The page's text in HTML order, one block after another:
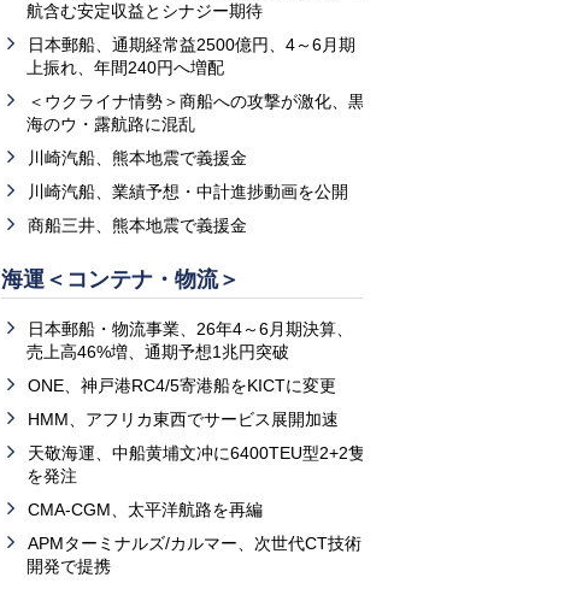
航含む安定収益とシナジー期待
日本郵船、通期経常益2500億円、4～6月期
上振れ、年間240円へ増配
＜ウクライナ情勢＞商船への攻撃が激化、黒
海のウ・露航路に混乱
川崎汽船、熊本地震で義援金
川崎汽船、業績予想・中計進捗動画を公開
商船三井、熊本地震で義援金
海運＜コンテナ・物流＞
日本郵船・物流事業、26年4～6月期決算、
売上高46%増、通期予想1兆円突破
ONE、神戸港RC4/5寄港船をKICTに変更
HMM、アフリカ東西でサービス展開加速
天敬海運、中船黄埔文冲に6400TEU型2+2隻
を発注
CMA-CGM、太平洋航路を再編
APMターミナルズ/カルマー、次世代CT技術
開発で提携